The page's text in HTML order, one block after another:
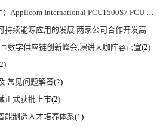
International PCU1500S7 PCU 1500 S7 V4.5.0
家公司合作开发高性能储能和太阳能组串式逆变器方案 以实现可持续的未来
数字供应链创新峰会,演讲大咖阵容官宣(2)
常见问题解答(2)
正式获批上市(2)
能制造人才培养体系(1)